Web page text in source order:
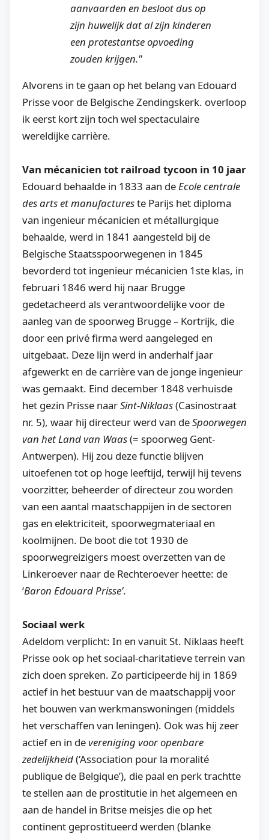
aanvaarden en besloot dus op
zijn huwelijk dat al zijn kinderen
een protestantse opvoeding
zouden krijgen."
Alvorens in te gaan op het belang van Edouard
Prisse voor de Belgische Zendingskerk. overloop
ik eerst kort zijn toch wel spectaculaire
wereldijke carrière.
Van mécanicien tot railroad tycoon in 10 jaar
Edouard behaalde in 1833 aan deEcole centrale
des arts et manufactureste Parijs het diploma
van ingenieur mécanicien et métallurgique
behaalde, werd in 1841 aangesteld bij de
Belgische Staatsspoorwegenen in 1845
bevorderd tot ingenieur mécanicien 1ste klas, in
februari 1846 werd hij naar Brugge
gedetacheerd als verantwoordelijke voor de
aanleg van de spoorweg Brugge – Kortrijk, die
door een privé firma werd aangeleged en
uitgebaat. Deze lijn werd in anderhalf jaar
afgewerkt en de carrière van de jonge ingenieur
was gemaakt. Eind december 1848 verhuisde
het gezin Prisse naarSint-Niklaas(Casinostraat
nr. 5), waar hij directeur werd van deSpoorwegen
van het Land van Waas(= spoorweg Gent-
Antwerpen). Hij zou deze functie blijven
uitoefenen tot op hoge leeftijd, terwijl hij tevens
voorzitter, beheerder of directeur zou worden
van een aantal maatschappijen in de sectoren
gas en elektriciteit, spoorwegmateriaal en
koolmijnen. De boot die tot 1930 de
spoorwegreizigers moest overzetten van de
Linkeroever naar de Rechteroever heette: de
‘Baron Edouard Prisse’.
Sociaal werk
Adeldom verplicht: In en vanuit St. Niklaas heeft
Prisse ook op het sociaal-charitatieve terrein van
zich doen spreken. Zo participeerde hij in 1869
actief in het bestuur van de maatschappij voor
het bouwen van werkmanswoningen (middels
het verschaffen van leningen). Ook was hij zeer
actief en in devereniging voor openbare
zedelijkheid(‘Association pour la moralité
publique de Belgique’), die paal en perk trachtte
te stellen aan de prostitutie in het algemeen en
aan de handel in Britse meisjes die op het
continent geprostitueerd werden (blanke